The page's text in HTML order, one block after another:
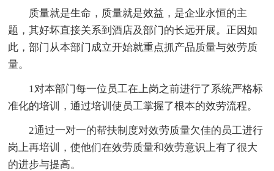
质量就是生命，质量就是效益，是企业永恒的主
题，其好坏直接关系到酒店及部门的长远开展。正因如
此，部门从本部门成立开始就重点抓产品质量与效劳质
量。
1对本部门每一位员工在上岗之前进行了系统严格标
准化的培训，通过培训使员工掌握了根本的效劳流程。
2通过一对一的帮扶制度对效劳质量欠佳的员工进行
岗上再培训，使他们在效劳质量和效劳意识上有了很大
的进步与提高。